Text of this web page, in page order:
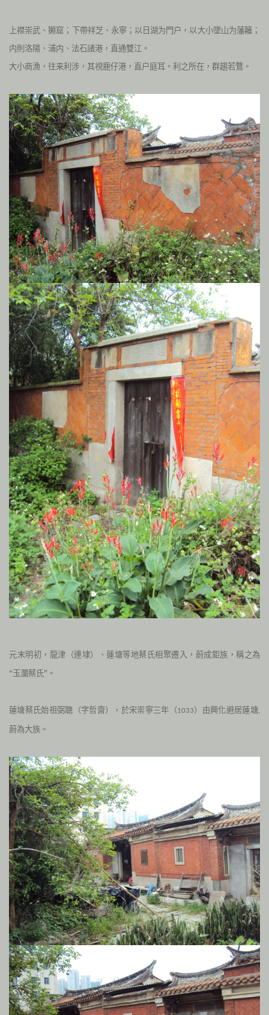
上襟崇武、獭窟；下帶祥芝、永寧；以日湖为門户，以大小墜山为藩籬；
内則洛陽、浦内、法石諸港，直通雙江。
大小商漁，往来利涉，其視鹿仔港，直户庭耳。利之所在，群趨若鶩。
元末明初，龍津（連埭）、蓮塘等地蔡氏相聚遷入， 蔚成鉅族，稱之為
“玉瀾蔡氏”。
蓮塘蔡氏始祖弼聰（字哲齋），於宋崇寧三年（1033）由興化避居蓮塘,
蔚為大族。